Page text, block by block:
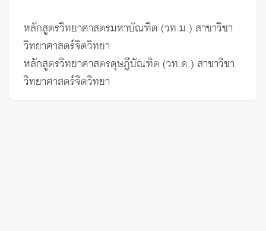
หลักสูตรวิทยาศาสตรมหาบัณฑิต (วท.ม.) สาขาวิชา
วิทยาศาสตร์จิตวิทยา
หลักสูตรวิทยาศาสตรดุษฎีบัณฑิต (วท.ด.) สาขาวิชา
วิทยาศาสตร์จิตวิทยา